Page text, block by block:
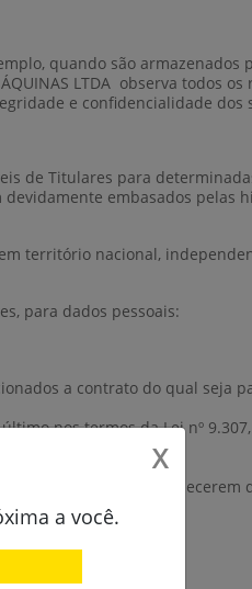
quando são armazenados
LTDA observa todos
e confidencialidade dos
de Titulares para
embasados pelas
território nacional,
para dados pessoais:
a contrato do qual seja
nos termos da Lei nº
no caso de
X
a você.